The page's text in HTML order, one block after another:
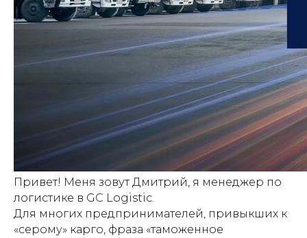
Привет! Меня зовут Дмитрий, я менеджер по
логистике в GC Logistic.
Для многих предпринимателей, привыкших к
«серому» карго, фраза «таможенное